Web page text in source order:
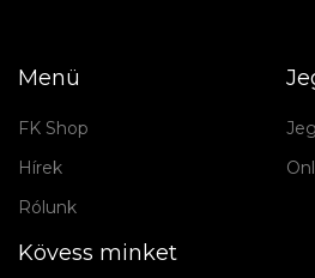
Menü
FK Shop
Hírek
Rólunk
Kövess minket